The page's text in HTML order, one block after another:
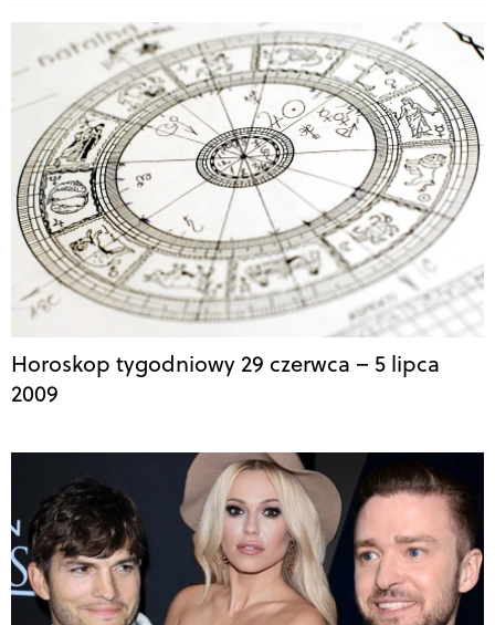
Horoskop tygodniowy 29 czerwca – 5 lipca
2009